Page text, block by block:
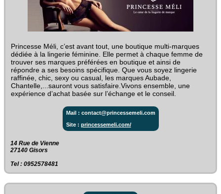
Princesse Méli, c’est avant tout, une boutique multi-marques
dédiée à la lingerie féminine. Elle permet à chaque femme de
trouver ses marques préférées en boutique et ainsi de
répondre a ses besoins spécifique. Que vous soyez lingerie
raffinée, chic, sexy ou casual, les marques Aubade,
Chantelle,...sauront vous satisfaire.Vivons ensemble, une
expérience d’achat basée sur l’échange et le conseil.
Mail : contact@princessemeli.com
Site : princessemeli.com/
14 Rue de Vienne‎
27140 Gisors
Tel : 0952578481